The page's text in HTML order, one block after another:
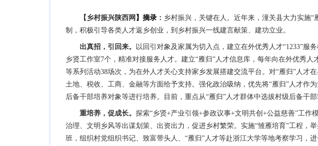
【 乡村振兴陕西网 】摘录： 乡村振兴，关键在人。近年来，潼关县大力实施
制，积极引导各类人才返乡创业，到乡村振兴一线建言献策、建功立业。
出真招，引回来。
以回引对象及家属为切入点，建立在外优秀人才“1233”服
乡贤工作室7个，精准对接服务人才。建立“雁归”人才信息库，每年向在外优秀
等系列活动38场次，为在外人才关心支持家乡发展搭建交流平台。对“雁归”人才
土地、税收、工商、金融等方面给予支持。强化政治吸纳，优先将“雁归”人才作
后备干部培养对象等进行培养。目前，重点从“雁归”人才群体中选拔村级后备干部
重培养，促成长。 探索“乡贤+产业引领+参政议事+文明共创+公益慈善”工作
治理、文明乡风等出谋划策、出资出力，促进乡村繁荣。实施“雏雁培育”工程，
班，组织村党组织书记、致富带头人、“雁归”人才等赴浙江大学等地考察学习，